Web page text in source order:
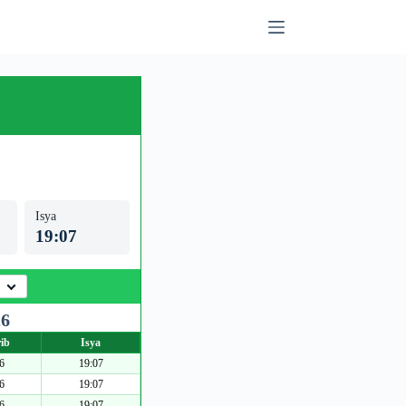
Isya
19:07
Isya
19:07
19:07